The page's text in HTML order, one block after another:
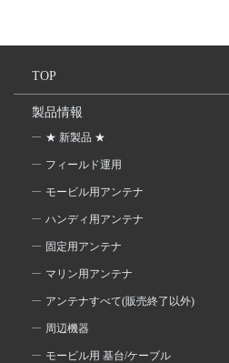
TOP
製品情報
★ 新製品 ★
フィールド運用
モービル用アンテナ
ハンディ用アンテナ
固定用アンテナ
マリン用アンテナ
アンテナすべて(販売終了以外)
周辺機器
モービル用 基台/ケーブル